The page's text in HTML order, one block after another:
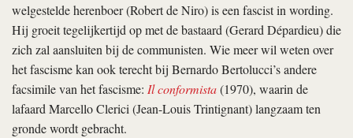
welgestelde herenboer (Robert de Niro) is een fascist in wording.
Hij groeit tegelijkertijd op met de bastaard (Gerard Dépardieu) die
zich zal aansluiten bij de communisten. Wie meer wil weten over
het fascisme kan ook terecht bij Bernardo Bertolucci’s andere
facsimile van het fascisme: Il conformista(1970), waarin de
lafaard Marcello Clerici (Jean-Louis Trintignant) langzaam ten
gronde wordt gebracht.